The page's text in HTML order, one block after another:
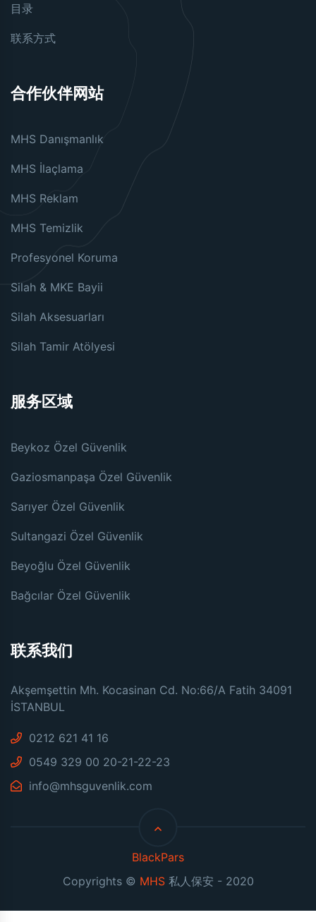
目录
联系方式
合作伙伴网站
MHS Danışmanlık
MHS İlaçlama
MHS Reklam
MHS Temizlik
Profesyonel Koruma
Silah & MKE Bayii
Silah Aksesuarları
Silah Tamir Atölyesi
服务区域
Beykoz Özel Güvenlik
Gaziosmanpaşa Özel Güvenlik
Sarıyer Özel Güvenlik
Sultangazi Özel Güvenlik
Beyoğlu Özel Güvenlik
Bağcılar Özel Güvenlik
联系我们
Akşemşettin Mh. Kocasinan Cd. No:66/A Fatih 34091
İSTANBUL
0212 621 41 16
0549 329 00 20-21-22-23
info@mhsguvenlik.com
Copyrights © MHS私人保安 - 2020
BlackPars